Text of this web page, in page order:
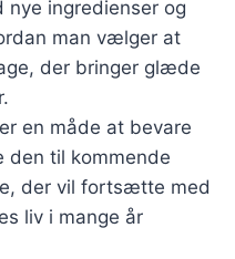
nye ingredienser og
man vælger at
der bringer glæde
en måde at bevare
den til kommende
der vil fortsætte med
liv i mange år